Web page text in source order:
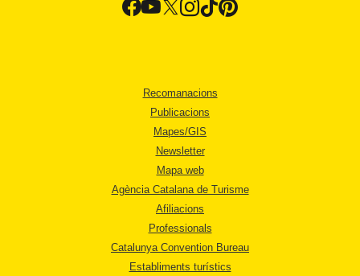
Recomanacions
Publicacions
Mapes/GIS
Newsletter
Mapa web
Agència Catalana de Turisme
Afiliacions
Professionals
Catalunya Convention Bureau
Establiments turístics